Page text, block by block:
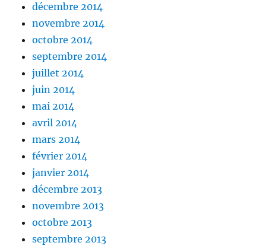
décembre 2014
novembre 2014
octobre 2014
septembre 2014
juillet 2014
juin 2014
mai 2014
avril 2014
mars 2014
février 2014
janvier 2014
décembre 2013
novembre 2013
octobre 2013
septembre 2013